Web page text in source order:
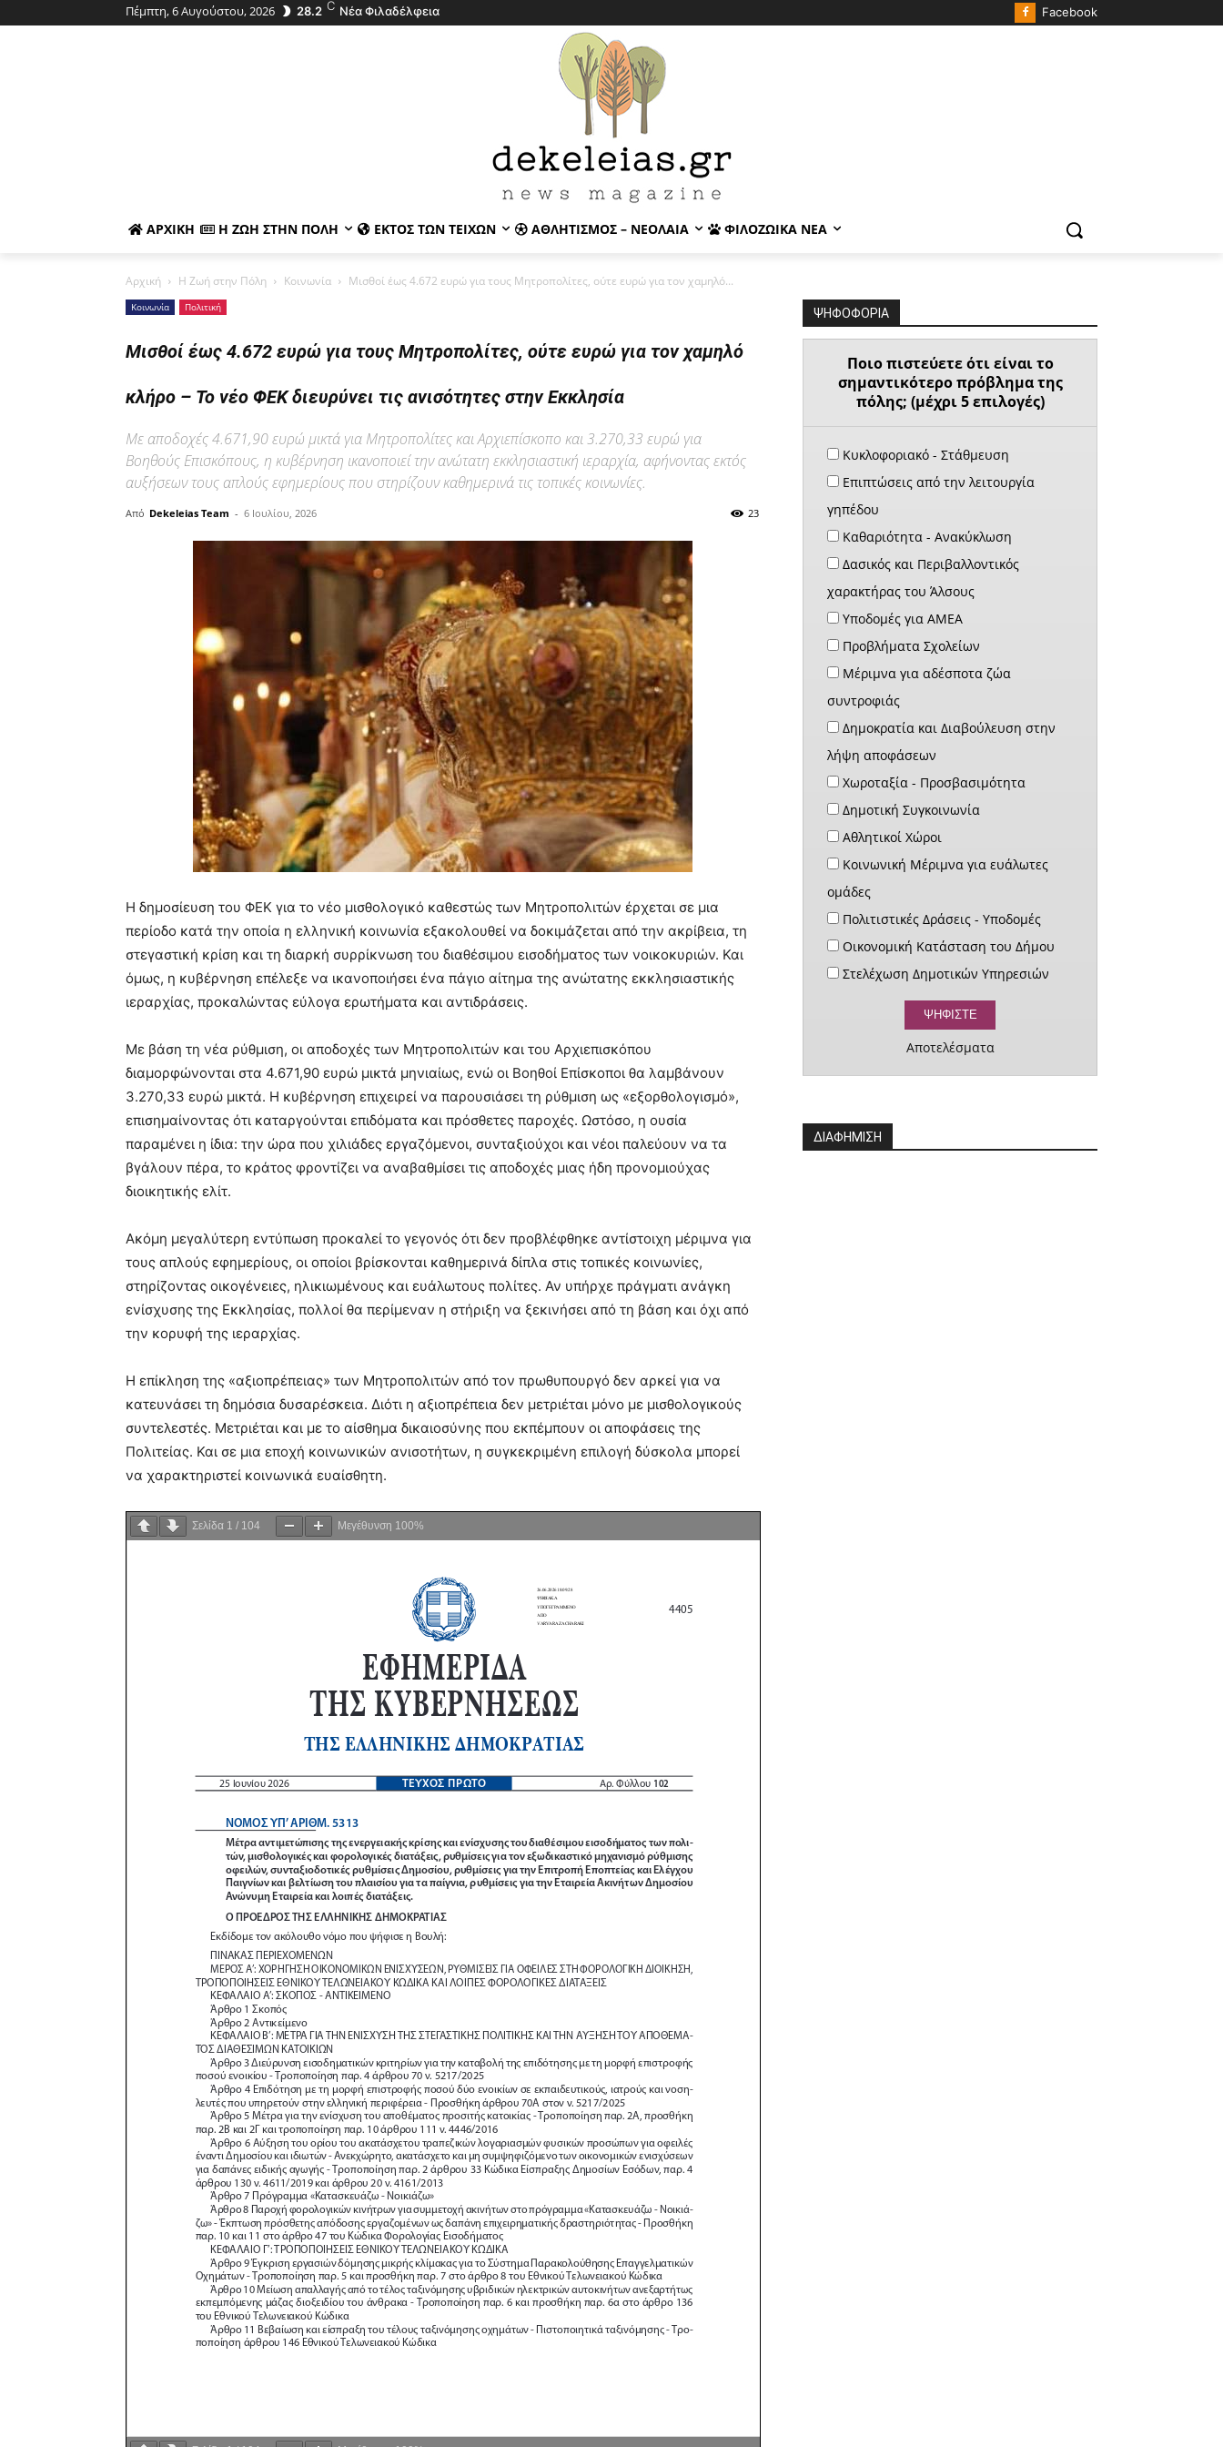
Πέμπτη, 6 Αυγούστου, 2026 28.2 C Νέα Φιλαδέλφεια Facebook
ΑΡΧΙΚΉ Η ΖΩΉ ΣΤΗΝ ΠΌΛΗ ΕΚΤΌΣ ΤΩΝ ΤΕΙΧΏΝ ΑΘΛΗΤΙΣΜΌΣ – ΝΕΟΛΑΊΑ ΦΙΛΟΖΩΙΚΆ ΝΈΑ
Αρχική Η Ζωή στην Πόλη Κοινωνία Μισθοί έως 4.672 ευρώ για τους Μητροπολίτες, ούτε ευρώ για τον χαμηλό...
Κοινωνία Πολιτική
Μισθοί έως 4.672 ευρώ για τους Μητροπολίτες, ούτε ευρώ για τον χαμηλό
κλήρο – Το νέο ΦΕΚ διευρύνει τις ανισότητες στην Εκκλησία
Με αποδοχές 4.671,90 ευρώ μικτά για Μητροπολίτες και Αρχιεπίσκοπο και 3.270,33 ευρώ για
Βοηθούς Επισκόπους, η κυβέρνηση ικανοποιεί την ανώτατη εκκλησιαστική ιεραρχία, αφήνοντας εκτός
αυξήσεων τους απλούς εφημερίους που στηρίζουν καθημερινά τις τοπικές κοινωνίες.
Από Dekeleias Team - 6 Ιουλίου, 2026 23
Η δημοσίευση του ΦΕΚ για το νέο μισθολογικό καθεστώς των Μητροπολιτών έρχεται σε μια
περίοδο κατά την οποία η ελληνική κοινωνία εξακολουθεί να δοκιμάζεται από την ακρίβεια, τη
στεγαστική κρίση και τη διαρκή συρρίκνωση του διαθέσιμου εισοδήματος των νοικοκυριών. Και
όμως, η κυβέρνηση επέλεξε να ικανοποιήσει ένα πάγιο αίτημα της ανώτατης εκκλησιαστικής
ιεραρχίας, προκαλώντας εύλογα ερωτήματα και αντιδράσεις.
Με βάση τη νέα ρύθμιση, οι αποδοχές των Μητροπολιτών και του Αρχιεπισκόπου
διαμορφώνονται στα 4.671,90 ευρώ μικτά μηνιαίως, ενώ οι Βοηθοί Επίσκοποι θα λαμβάνουν
3.270,33 ευρώ μικτά. Η κυβέρνηση επιχειρεί να παρουσιάσει τη ρύθμιση ως «εξορθολογισμό»,
επισημαίνοντας ότι καταργούνται επιδόματα και πρόσθετες παροχές. Ωστόσο, η ουσία
παραμένει η ίδια: την ώρα που χιλιάδες εργαζόμενοι, συνταξιούχοι και νέοι παλεύουν να τα
βγάλουν πέρα, το κράτος φροντίζει να αναβαθμίσει τις αποδοχές μιας ήδη προνομιούχας
διοικητικής ελίτ.
Ακόμη μεγαλύτερη εντύπωση προκαλεί το γεγονός ότι δεν προβλέφθηκε αντίστοιχη μέριμνα για
τους απλούς εφημερίους, οι οποίοι βρίσκονται καθημερινά δίπλα στις τοπικές κοινωνίες,
στηρίζοντας οικογένειες, ηλικιωμένους και ευάλωτους πολίτες. Αν υπήρχε πράγματι ανάγκη
ενίσχυσης της Εκκλησίας, πολλοί θα περίμεναν η στήριξη να ξεκινήσει από τη βάση και όχι από
την κορυφή της ιεραρχίας.
Η επίκληση της «αξιοπρέπειας» των Μητροπολιτών από τον πρωθυπουργό δεν αρκεί για να
κατευνάσει τη δημόσια δυσαρέσκεια. Διότι η αξιοπρέπεια δεν μετριέται μόνο με μισθολογικούς
συντελεστές. Μετριέται και με το αίσθημα δικαιοσύνης που εκπέμπουν οι αποφάσεις της
Πολιτείας. Και σε μια εποχή κοινωνικών ανισοτήτων, η συγκεκριμένη επιλογή δύσκολα μπορεί
να χαρακτηριστεί κοινωνικά ευαίσθητη.
Σελίδα 1 / 104 Μεγέθυνση 100%
ΨΗΦΟΦΟΡΙΑ
Ποιο πιστεύετε ότι είναι το
σημαντικότερο πρόβλημα της
πόλης; (μέχρι 5 επιλογές)
Κυκλοφοριακό - Στάθμευση
Επιπτώσεις από την λειτουργία
γηπέδου
Καθαριότητα - Ανακύκλωση
Δασικός και Περιβαλλοντικός
χαρακτήρας του Άλσους
Υποδομές για ΑΜΕΑ
Προβλήματα Σχολείων
Μέριμνα για αδέσποτα ζώα
συντροφιάς
Δημοκρατία και Διαβούλευση στην
λήψη αποφάσεων
Χωροταξία - Προσβασιμότητα
Δημοτική Συγκοινωνία
Αθλητικοί Χώροι
Κοινωνική Μέριμνα για ευάλωτες
ομάδες
Πολιτιστικές Δράσεις - Υποδομές
Οικονομική Κατάσταση του Δήμου
Στελέχωση Δημοτικών Υπηρεσιών
Αποτελέσματα
ΔΙΑΦΗΜΙΣΗ